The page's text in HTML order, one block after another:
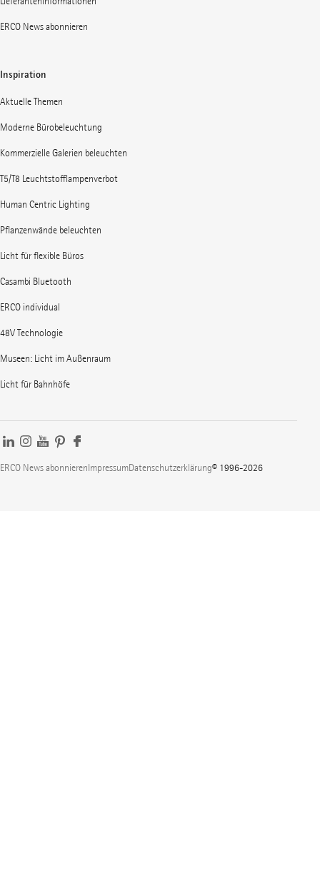
ERCO News abonnieren
Inspiration
Aktuelle Themen
Moderne Bürobeleuchtung
Kommerzielle Galerien beleuchten
T5/T8 Leuchtstofflampenverbot
Human Centric Lighting
Pflanzenwände beleuchten
Licht für flexible Büros
Casambi Bluetooth
ERCO individual
48V Technologie
Museen: Licht im Außenraum
Licht für Bahnhöfe
ERCO News abonnierenImpressumDatenschutzerklärung© 1996-2026